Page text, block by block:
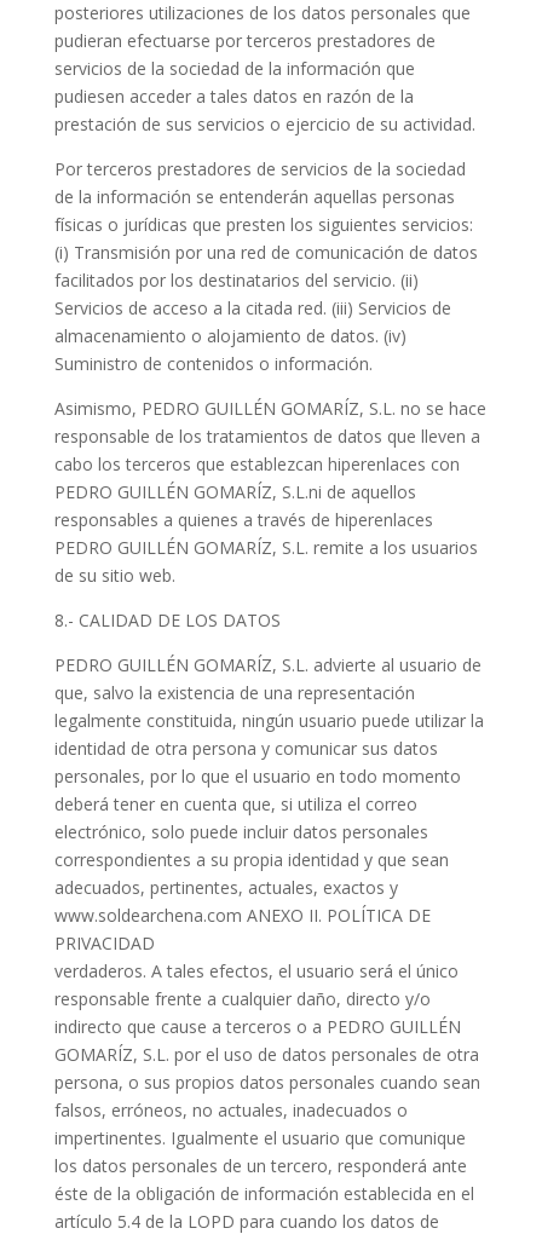
posteriores utilizaciones de los datos personales que
pudieran efectuarse por terceros prestadores de
servicios de la sociedad de la información que
pudiesen acceder a tales datos en razón de la
prestación de sus servicios o ejercicio de su actividad.
Por terceros prestadores de servicios de la sociedad
de la información se entenderán aquellas personas
físicas o jurídicas que presten los siguientes servicios:
(i) Transmisión por una red de comunicación de datos
facilitados por los destinatarios del servicio. (ii)
Servicios de acceso a la citada red. (iii) Servicios de
almacenamiento o alojamiento de datos. (iv)
Suministro de contenidos o información.
Asimismo, PEDRO GUILLÉN GOMARÍZ, S.L. no se hace
responsable de los tratamientos de datos que lleven a
cabo los terceros que establezcan hiperenlaces con
PEDRO GUILLÉN GOMARÍZ, S.L.ni de aquellos
responsables a quienes a través de hiperenlaces
PEDRO GUILLÉN GOMARÍZ, S.L. remite a los usuarios
de su sitio web.
8.- CALIDAD DE LOS DATOS
PEDRO GUILLÉN GOMARÍZ, S.L. advierte al usuario de
que, salvo la existencia de una representación
legalmente constituida, ningún usuario puede utilizar la
identidad de otra persona y comunicar sus datos
personales, por lo que el usuario en todo momento
deberá tener en cuenta que, si utiliza el correo
electrónico, solo puede incluir datos personales
correspondientes a su propia identidad y que sean
adecuados, pertinentes, actuales, exactos y
www.soldearchena.com ANEXO II. POLÍTICA DE
PRIVACIDAD
verdaderos. A tales efectos, el usuario será el único
responsable frente a cualquier daño, directo y/o
indirecto que cause a terceros o a PEDRO GUILLÉN
GOMARÍZ, S.L. por el uso de datos personales de otra
persona, o sus propios datos personales cuando sean
falsos, erróneos, no actuales, inadecuados o
impertinentes. Igualmente el usuario que comunique
los datos personales de un tercero, responderá ante
éste de la obligación de información establecida en el
artículo 5.4 de la LOPD para cuando los datos de